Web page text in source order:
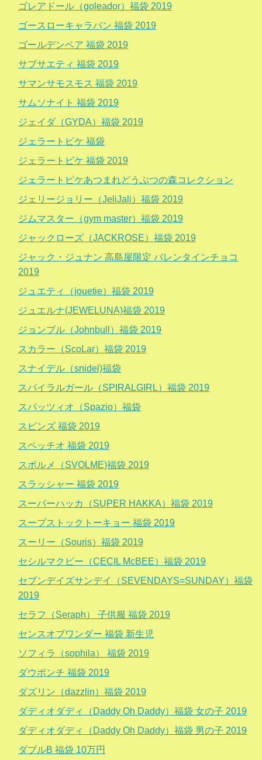
ゴレアドール（goleador）福袋 2019
ゴースローキャラバン 福袋 2019
ゴールデンベア 福袋 2019
サブサエティ 福袋 2019
サマンサモスモス 福袋 2019
サムソナイト 福袋 2019
ジェイダ（GYDA）福袋 2019
ジェラートピケ 福袋
ジェラートピケ 福袋 2019
ジェラートピケあつまれどうぶつの森コレクション
ジェリージョリー（JeliJali）福袋 2019
ジムマスター（gym master）福袋 2019
ジャックローズ（JACKROSE）福袋 2019
ジャック・ジュナン 高島屋限定 バレンタインチョコ
2019
ジュエティ（jouetie）福袋 2019
ジュエルナ(JEWELUNA)福袋 2019
ジョンブル（Johnbull）福袋 2019
スカラー（ScoLar）福袋 2019
スナイデル（snidel)福袋
スパイラルガール（SPIRALGIRL）福袋 2019
スパッツィオ（Spazio）福袋
スピンズ 福袋 2019
スペッチオ 福袋 2019
スボルメ（SVOLME)福袋 2019
スラッシャー 福袋 2019
スーパーハッカ（SUPER HAKKA）福袋 2019
スープストックトーキョー 福袋 2019
スーリー（Souris）福袋 2019
セシルマクビー（CECIL McBEE）福袋 2019
セブンデイズサンデイ（SEVENDAYS=SUNDAY）福袋
2019
セラフ（Seraph） 子供服 福袋 2019
センスオブワンダー 福袋 新生児
ソフィラ（sophila） 福袋 2019
ダウポンチ 福袋 2019
ダズリン（dazzlin）福袋 2019
ダディオダディ（Daddy Oh Daddy）福袋 女の子 2019
ダディオダディ（Daddy Oh Daddy）福袋 男の子 2019
ダブルB 福袋 10万円